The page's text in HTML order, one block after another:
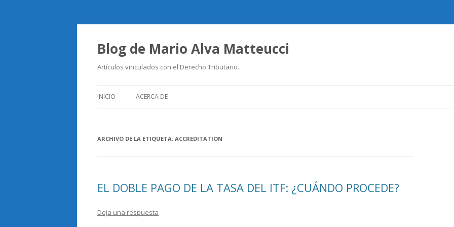
Blog de Mario Alva Matteucci
Artículos vinculados con el Derecho Tributario.
INICIO ACERCA DE
ARCHIVO DE LA ETIQUETA: ACCREDITATION
EL DOBLE PAGO DE LA TASA DEL ITF: ¿CUÁNDO PROCEDE?
Deja una respuesta